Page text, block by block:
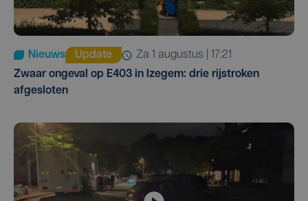
Nieuws Update
za 1 augustus | 17:21
Zwaar ongeval op E403 in Izegem: drie rijstroken
afgesloten